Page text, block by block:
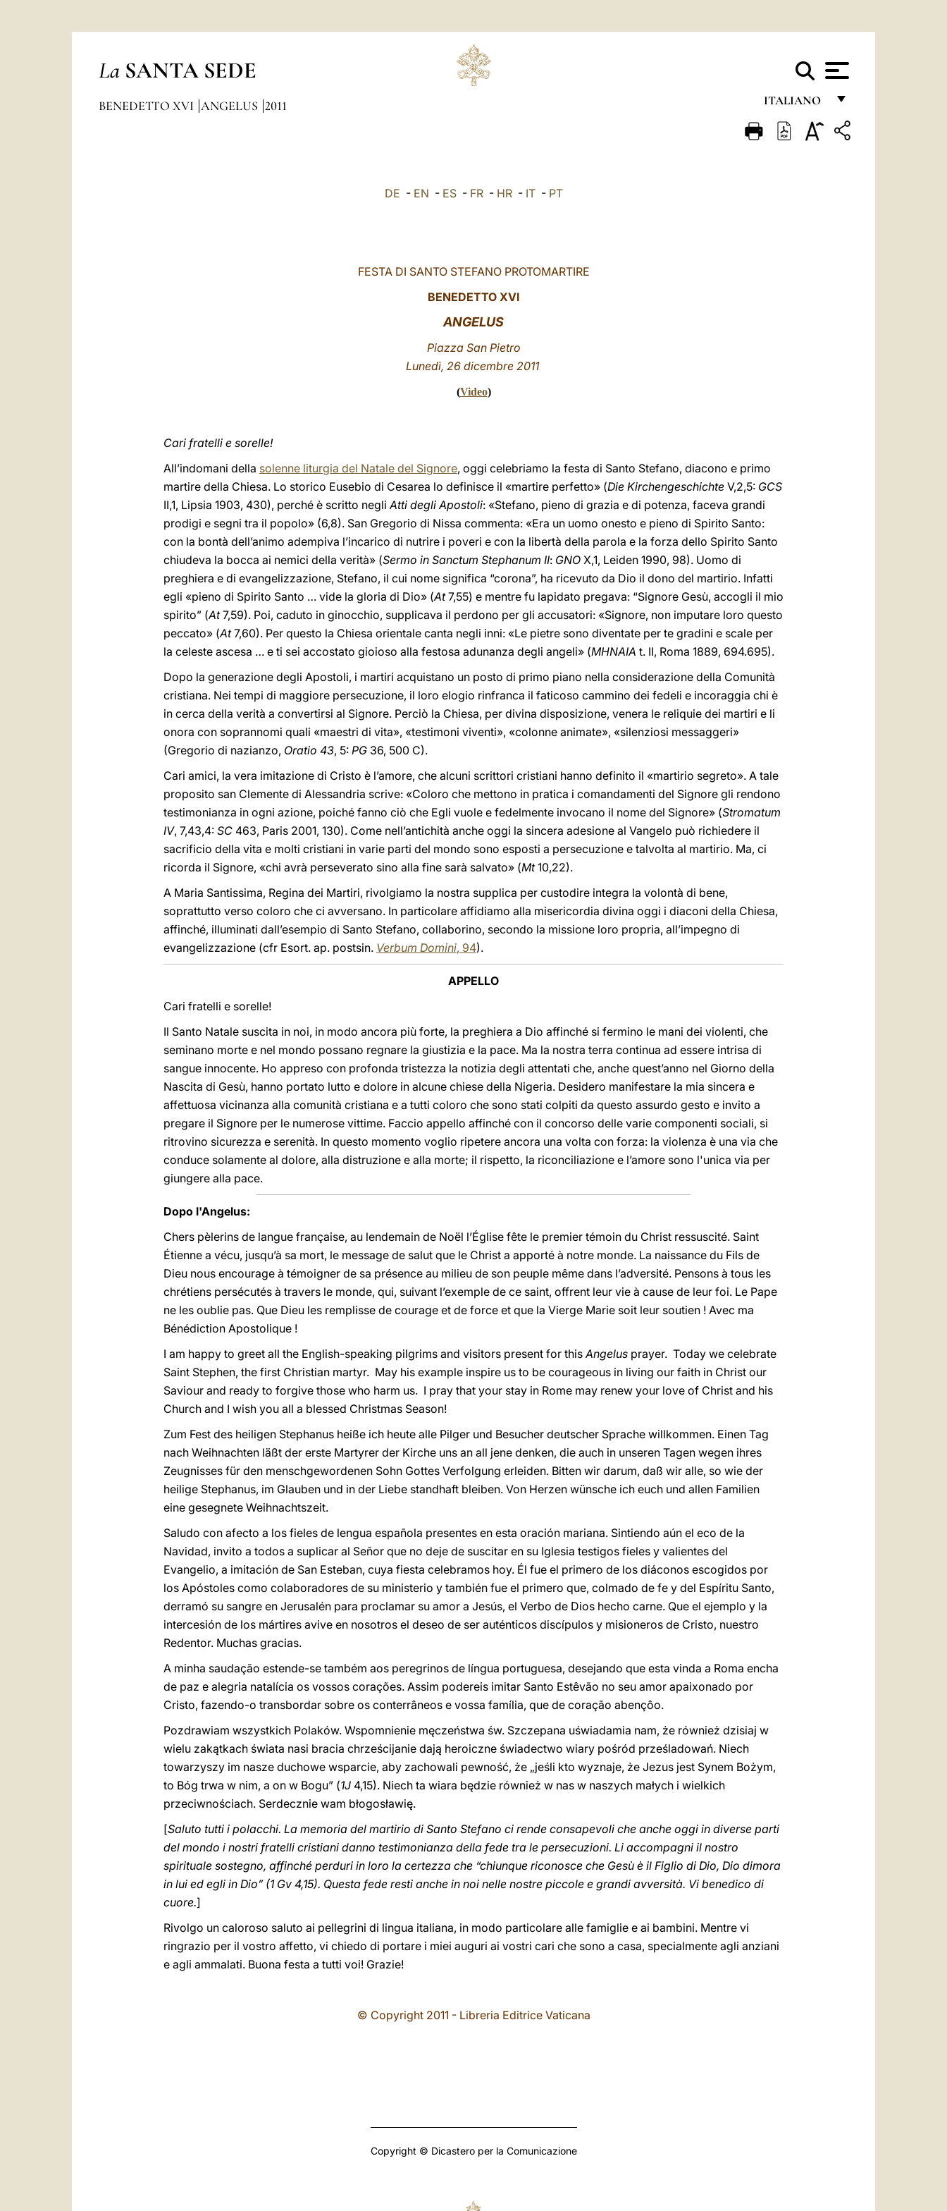
La SANTA SEDE
ITALIANO
FRANÇAIS
BENEDETTO XVI ANGELUS 2011
DE - EN - ES- FR- HR- IT- PT
FESTA DI SANTO STEFANO PROTOMARTIRE
BENEDETTO XVI
ANGELUS
Piazza San Pietro
Lunedì, 26 dicembre 2011
(Video)
Cari fratelli e sorelle!
All’indomani della solenne liturgia del Natale del Signore, oggi celebriamo la festa di Santo Stefano, diacono e primo
martire della Chiesa. Lo storico Eusebio di Cesarea lo definisce il «martire perfetto» (Die Kirchengeschichte V,2,5: GCS
II,1, Lipsia 1903, 430), perché è scritto negliAtti degli Apostoli: «Stefano, pieno di grazia e di potenza, faceva grandi
prodigi e segni tra il popolo» (6,8). San Gregorio di Nissa commenta: «Era un uomo onesto e pieno di Spirito Santo:
con la bontà dell’animo adempiva l’incarico di nutrire i poveri e con la libertà della parola e la forza dello Spirito Santo
chiudeva la bocca ai nemici della verità» (Sermo in Sanctum Stephanum II: GNO X,1, Leiden 1990, 98). Uomo di
preghiera e di evangelizzazione, Stefano, il cui nome significa “corona”, ha ricevuto da Dio il dono del martirio. Infatti
egli «pieno di Spirito Santo … vide la gloria di Dio» (At7,55) e mentre fu lapidato pregava: “Signore Gesù, accogli il mio
spirito” (At7,59). Poi, caduto in ginocchio, supplicava il perdono per gli accusatori: «Signore, non imputare loro questo
peccato» (At7,60). Per questo la Chiesa orientale canta negli inni: «Le pietre sono diventate per te gradini e scale per
la celeste ascesa … e ti sei accostato gioioso alla festosa adunanza degli angeli» (MHNAIA t. II, Roma 1889, 694.695).
Dopo la generazione degli Apostoli, i martiri acquistano un posto di primo piano nella considerazione della Comunità
cristiana. Nei tempi di maggiore persecuzione, il loro elogio rinfranca il faticoso cammino dei fedeli e incoraggia chi è
in cerca della verità a convertirsi al Signore. Perciò la Chiesa, per divina disposizione, venera le reliquie dei martiri e li
onora con soprannomi quali «maestri di vita», «testimoni viventi», «colonne animate», «silenziosi messaggeri»
(Gregorio di nazianzo, Oratio 43, 5: PG 36, 500 C).
Cari amici, la vera imitazione di Cristo è l’amore, che alcuni scrittori cristiani hanno definito il «martirio segreto». A tale
proposito san Clemente di Alessandria scrive: «Coloro che mettono in pratica i comandamenti del Signore gli rendono
testimonianza in ogni azione, poiché fanno ciò che Egli vuole e fedelmente invocano il nome del Signore» (Stromatum
IV, 7,43,4: SC 463, Paris 2001, 130). Come nell’antichità anche oggi la sincera adesione al Vangelo può richiedere il
sacrificio della vita e molti cristiani in varie parti del mondo sono esposti a persecuzione e talvolta al martirio. Ma, ci
ricorda il Signore, «chi avrà perseverato sino alla fine sarà salvato» (Mt10,22).
A Maria Santissima, Regina dei Martiri, rivolgiamo la nostra supplica per custodire integra la volontà di bene,
soprattutto verso coloro che ci avversano. In particolare affidiamo alla misericordia divina oggi i diaconi della Chiesa,
affinché, illuminati dall’esempio di Santo Stefano, collaborino, secondo la missione loro propria, all’impegno di
evangelizzazione (cfr Esort. ap. postsin. Verbum Domini, 94).
APPELLO
Cari fratelli e sorelle!
Il Santo Natale suscita in noi, in modo ancora più forte, la preghiera a Dio affinché si fermino le mani dei violenti, che
seminano morte e nel mondo possano regnare la giustizia e la pace. Ma la nostra terra continua ad essere intrisa di
sangue innocente. Ho appreso con profonda tristezza la notizia degli attentati che, anche quest’anno nel Giorno della
Nascita di Gesù, hanno portato lutto e dolore in alcune chiese della Nigeria. Desidero manifestare la mia sincera e
affettuosa vicinanza alla comunità cristiana e a tutti coloro che sono stati colpiti da questo assurdo gesto e invito a
pregare il Signore per le numerose vittime. Faccio appello affinché con il concorso delle varie componenti sociali, si
ritrovino sicurezza e serenità. In questo momento voglio ripetere ancora una volta con forza: la violenza è una via che
conduce solamente al dolore, alla distruzione e alla morte; il rispetto, la riconciliazione e l’amore sono l'unica via per
giungere alla pace.
Dopo l'Angelus:
Chers pèlerins de langue française, au lendemain de Noël l’Église fête le premier témoin du Christ ressuscité. Saint
Étienne a vécu, jusqu’à sa mort, le message de salut que le Christ a apporté à notre monde. La naissance du Fils de
Dieu nous encourage à témoigner de sa présence au milieu de son peuple même dans l’adversité. Pensons à tous les
chrétiens persécutés à travers le monde, qui, suivant l’exemple de ce saint, offrent leur vie à cause de leur foi. Le Pape
ne les oublie pas. Que Dieu les remplisse de courage et de force et que la Vierge Marie soit leur soutien ! Avec ma
Bénédiction Apostolique !
I am happy to greet all the English-speaking pilgrims and visitors present for thisAngelus prayer. Today we celebrate
Saint Stephen, the first Christian martyr. May his example inspire us to be courageous in living our faith in Christ our
Saviour and ready to forgive those who harm us. I pray that your stay in Rome may renew your love of Christ and his
Church and I wish you all a blessed Christmas Season!
Zum Fest des heiligen Stephanus heiße ich heute alle Pilger und Besucher deutscher Sprache willkommen. Einen Tag
nach Weihnachten läßt der erste Martyrer der Kirche uns an all jene denken, die auch in unseren Tagen wegen ihres
Zeugnisses für den menschgewordenen Sohn Gottes Verfolgung erleiden. Bitten wir darum, daß wir alle, so wie der
heilige Stephanus, im Glauben und in der Liebe standhaft bleiben. Von Herzen wünsche ich euch und allen Familien
eine gesegnete Weihnachtszeit.
Saludo con afecto a los fieles de lengua española presentes en esta oración mariana. Sintiendo aún el eco de la
Navidad, invito a todos a suplicar al Señor que no deje de suscitar en su Iglesia testigos fieles y valientes del
Evangelio, a imitación de San Esteban, cuya fiesta celebramos hoy. Él fue el primero de los diáconos escogidos por
los Apóstoles como colaboradores de su ministerio y también fue el primero que, colmado de fe y del Espíritu Santo,
derramó su sangre en Jerusalén para proclamar su amor a Jesús, el Verbo de Dios hecho carne. Que el ejemplo y la
intercesión de los mártires avive en nosotros el deseo de ser auténticos discípulos y misioneros de Cristo, nuestro
Redentor. Muchas gracias.
A minha saudação estende-se também aos peregrinos de língua portuguesa, desejando que esta vinda a Roma encha
de paz e alegria natalícia os vossos corações. Assim podereis imitar Santo Estêvão no seu amor apaixonado por
Cristo, fazendo-o transbordar sobre os conterrâneos e vossa família, que de coração abençôo.
Pozdrawiam wszystkich Polaków. Wspomnienie męczeństwa św. Szczepana uświadamia nam, że również dzisiaj w
wielu zakątkach świata nasi bracia chrześcijanie dają heroiczne świadectwo wiary pośród prześladowań. Niech
towarzyszy im nasze duchowe wsparcie, aby zachowali pewność, że „jeśli kto wyznaje, że Jezus jest Synem Bożym,
to Bóg trwa w nim, a on w Bogu” (1J 4,15). Niech ta wiara będzie również w nas w naszych małych i wielkich
przeciwnościach. Serdecznie wam błogosławię.
[Saluto tutti i polacchi. La memoria del martirio di Santo Stefano ci rende consapevoli che anche oggi in diverse parti
del mondo i nostri fratelli cristiani danno testimonianza della fede tra le persecuzioni. Li accompagni il nostro
spirituale sostegno, affinché perduri in loro la certezza che “chiunque riconosce che Gesù è il Figlio di Dio, Dio dimora
in lui ed egli in Dio” (1 Gv 4,15). Questa fede resti anche in noi nelle nostre piccole e grandi avversità. Vi benedico di
cuore.]
Rivolgo un caloroso saluto ai pellegrini di lingua italiana, in modo particolare alle famiglie e ai bambini. Mentre vi
ringrazio per il vostro affetto, vi chiedo di portare i miei auguri ai vostri cari che sono a casa, specialmente agli anziani
e agli ammalati. Buona festa a tutti voi! Grazie!
© Copyright 2011 - Libreria Editrice Vaticana
Copyright © Dicastero per la Comunicazione